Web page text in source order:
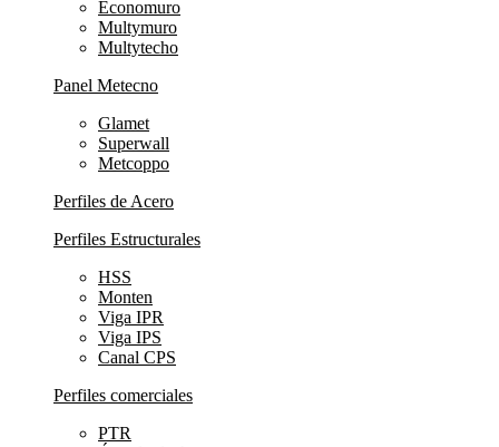
Economuro
Multymuro
Multytecho
Panel Metecno
Glamet
Superwall
Metcoppo
Perfiles de Acero
Perfiles Estructurales
HSS
Monten
Viga IPR
Viga IPS
Canal CPS
Perfiles comerciales
PTR